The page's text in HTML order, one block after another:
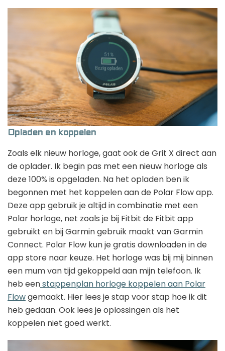
Opladen en koppelen
Zoals elk nieuw horloge, gaat ook de Grit X direct aan
de oplader. Ik begin pas met een nieuw horloge als
deze 100% is opgeladen. Na het opladen ben ik
begonnen met het koppelen aan de Polar Flow app.
Deze app gebruik je altijd in combinatie met een
Polar horloge, net zoals je bij Fitbit de Fitbit app
gebruikt en bij Garmin gebruik maakt van Garmin
Connect. Polar Flow kun je gratis downloaden in de
app store naar keuze. Het horloge was bij mij binnen
een mum van tijd gekoppeld aan mijn telefoon. Ik
heb eenstappenplan horloge koppelen aan Polar
Flowgemaakt. Hier lees je stap voor stap hoe ik dit
heb gedaan. Ook lees je oplossingen als het
koppelen niet goed werkt.